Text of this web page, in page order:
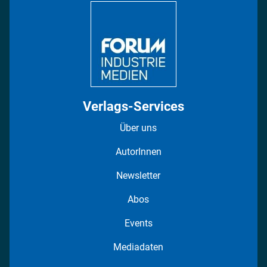
Verlags-Services
Über uns
AutorInnen
Newsletter
Abos
Events
Mediadaten